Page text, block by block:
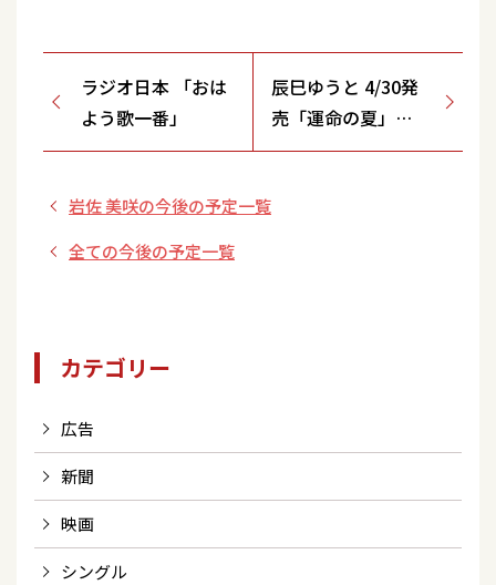
ラジオ日本 「おは
よう歌一番」
辰巳ゆうと 4/30発
売「運命の夏」
（DEFタイプ）リリ
ットサイン会（ビク
岩佐 美咲の今後の予定一覧
全ての今後の予定一覧
カテゴリー
広告
新聞
映画
シングル